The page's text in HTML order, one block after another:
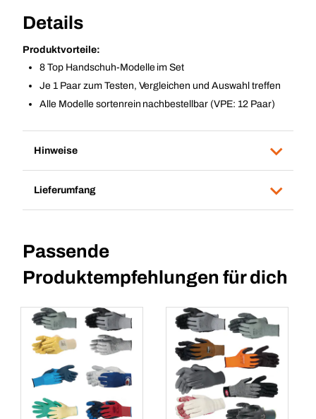
Details
Produktvorteile:
8 Top Handschuh-Modelle im Set
Je 1 Paar zum Testen, Vergleichen und Auswahl treffen
Alle Modelle sortenrein nachbestellbar (VPE: 12 Paar)
Hinweise
Lieferumfang
Passende
Produktempfehlungen für dich